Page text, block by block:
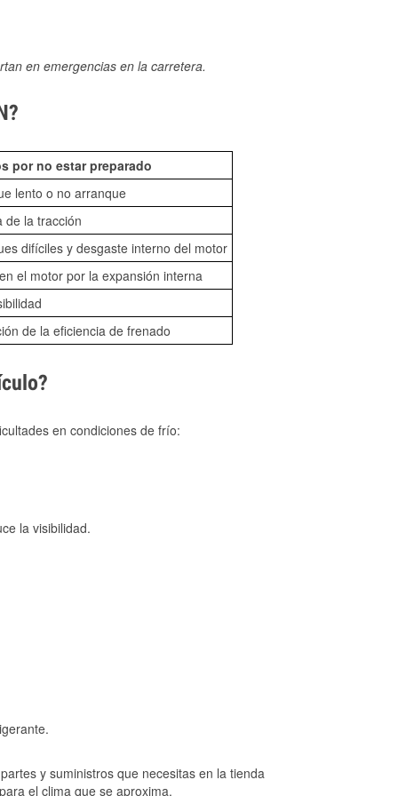
en emergencias en la carretera.
por no estar preparado
lento o no arranque
de la tracción
difíciles y desgaste interno del motor
el motor por la expansión interna
de la eficiencia de frenado
en condiciones de frío:
la visibilidad.
y suministros que necesitas en la tienda
el clima que se aproxima.